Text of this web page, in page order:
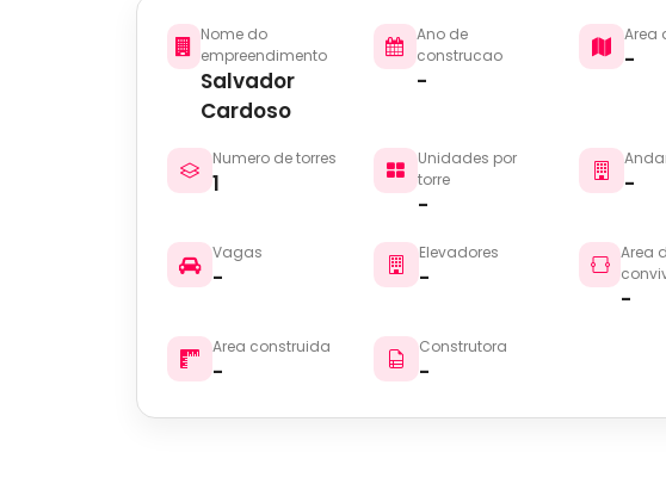
Nome do
empreendimento
Salvador
Cardoso
Ano de
construcao
-
Area
-
Numero de torres
1
Unidades por
torre
-
-
Vagas
-
Elevadores
-
Area
-
Area construida
-
Construtora
-